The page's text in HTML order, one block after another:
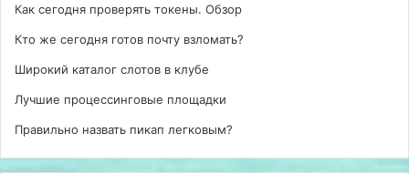
Как сегодня проверять токены. Обзор
Кто же сегодня готов почту взломать?
Широкий каталог слотов в клубе
Лучшие процессинговые площадки
Правильно назвать пикап легковым?